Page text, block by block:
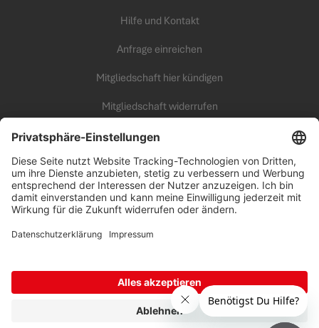
Hilfe und Kontakt
Anfrage einreichen
Mitgliedschaft hier kündigen
Mitgliedschaft widerrufen
KARRIERE
Unsere Arbeitswelt
all inclusive Fitness Campus
Benefits
Offene Jobs
Datenschutz| Impressum